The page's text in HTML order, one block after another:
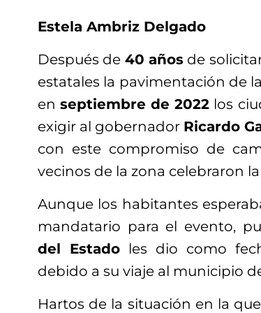
Estela Ambriz Delgado
Después de 40 años de
estatales la pavimentación de
enseptiembre de 2022 los
exigir al gobernador Ricardo
con este compromiso de
vecinos de la zona celebraron
Aunque los habitantes
mandatario para el evento,
del Estado les dio como
debido a su viaje al municipio
Hartos de la situación en la